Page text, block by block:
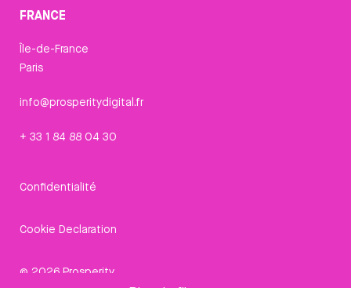
FRANCE
Île-de-France
Paris
info@prosperitydigital.fr
+ 33 1 84 88 04 30
Confidentialité
Cookie Declaration
© 2026 Prosperity